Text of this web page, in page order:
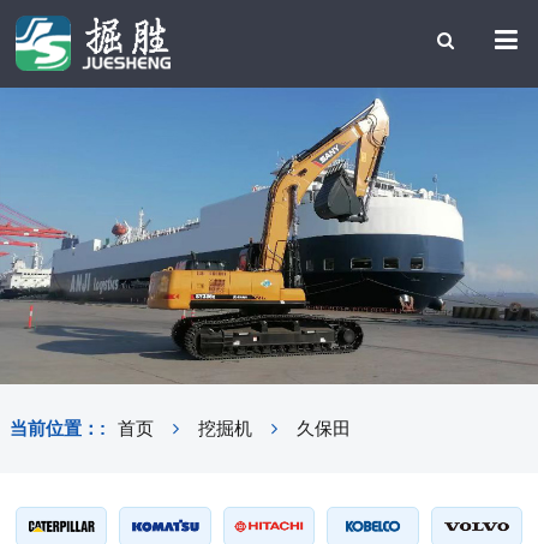
当前位置：: 首页 挖掘机 久保田